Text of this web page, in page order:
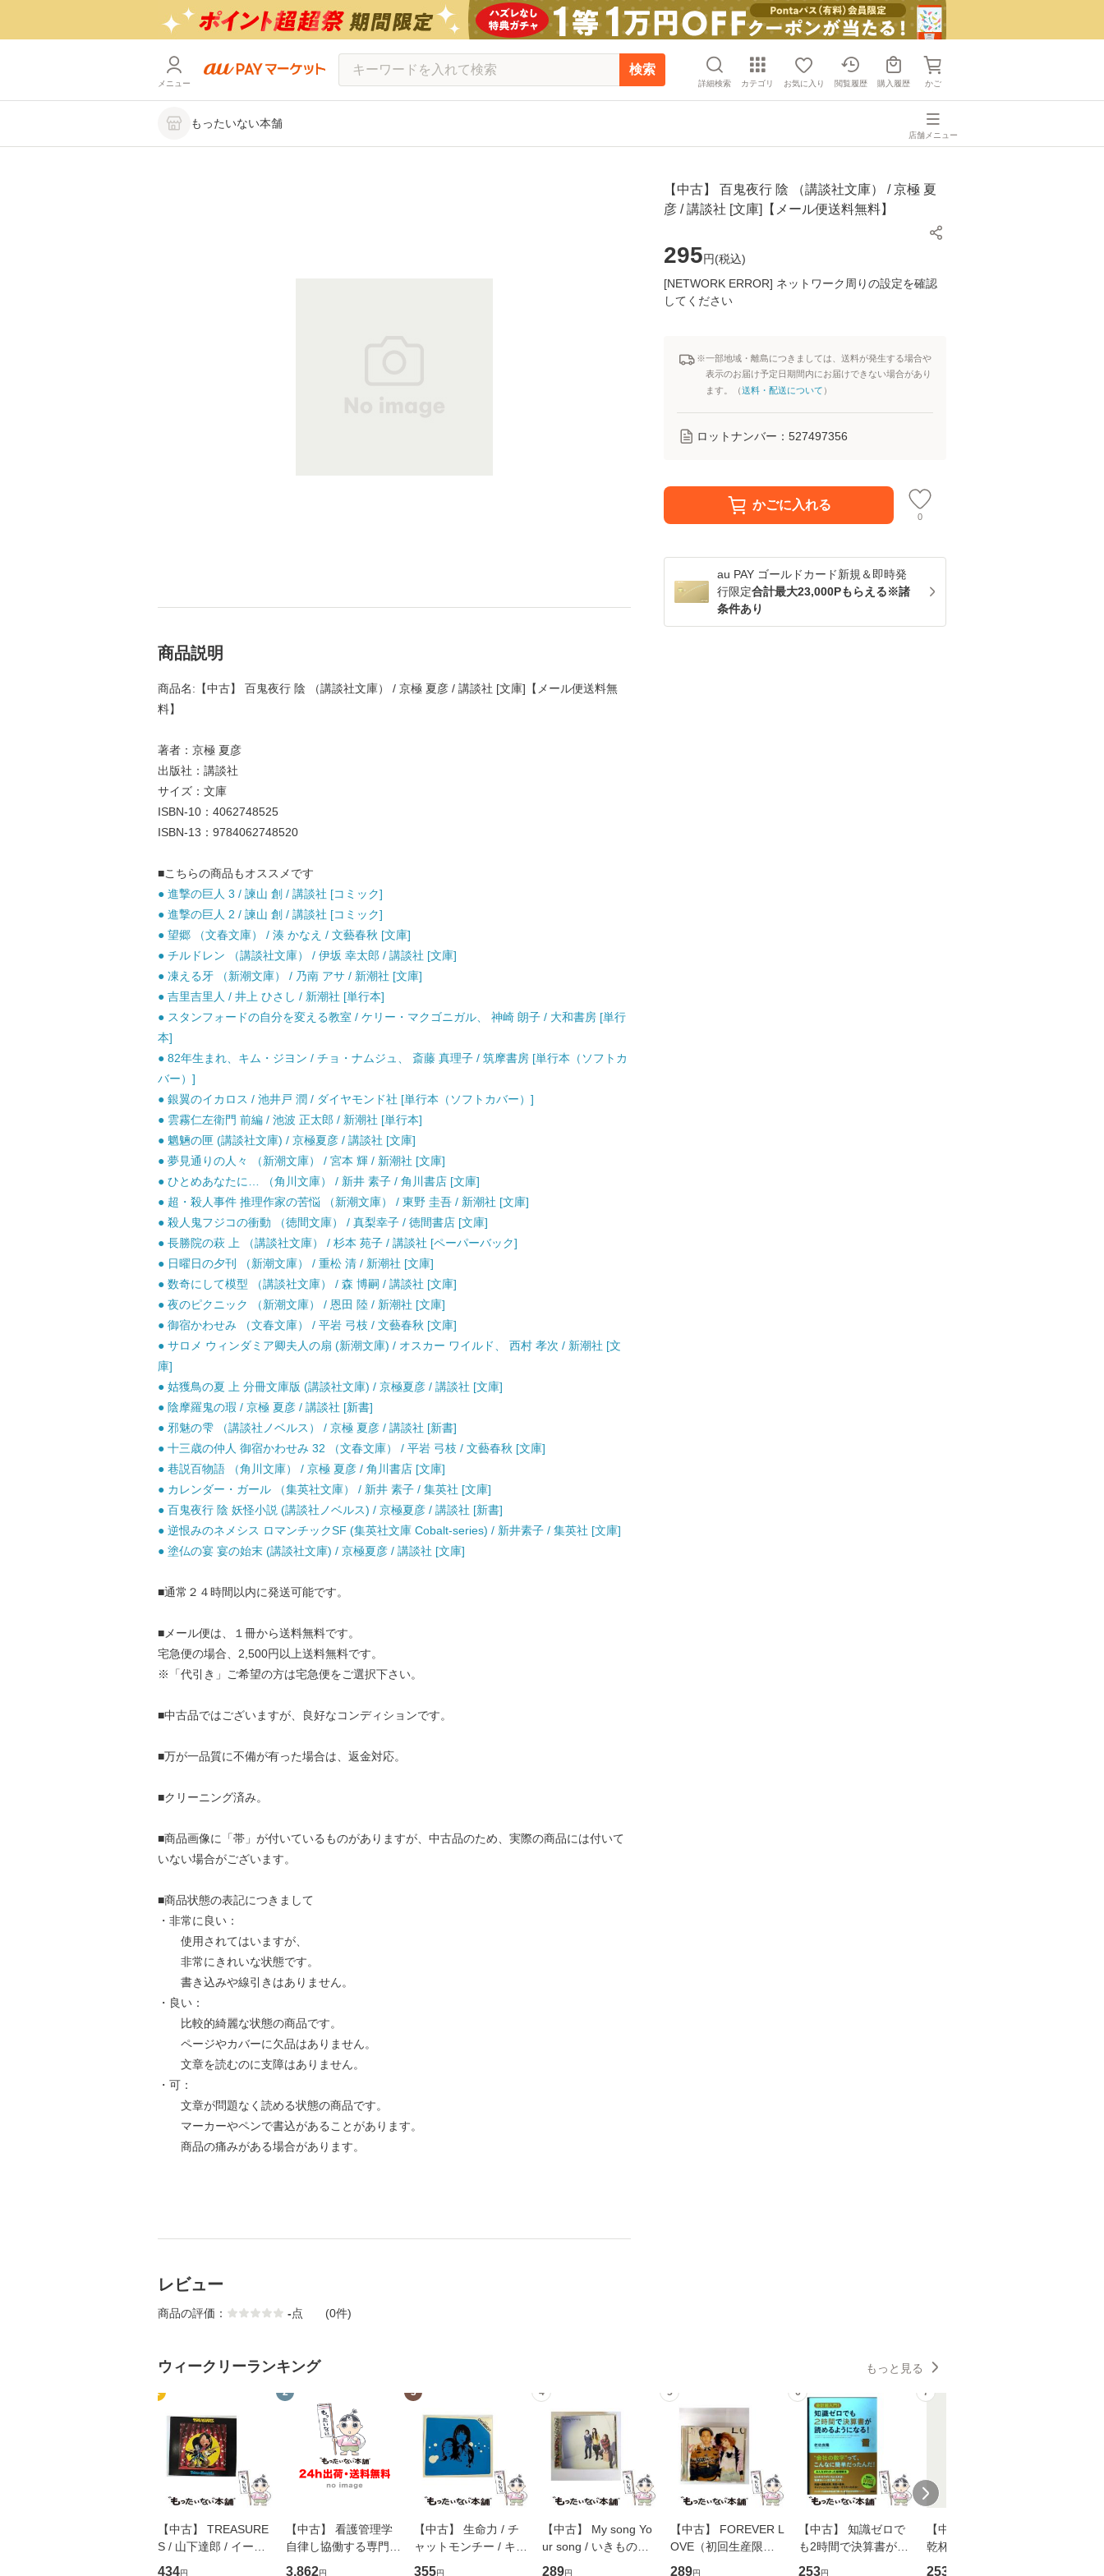
メニュー
検索
詳細検索 カテゴリ お気に入り 閲覧履歴 購入履歴 かご
もったいない本舗
店舗メニュー
【中古】 百鬼夜行 陰 （講談社文庫） / 京極 夏
彦 / 講談社 [文庫]【メール便送料無料】
295円(税込)
[NETWORK ERROR] ネットワーク周りの設定を確認
してください
※一部地域・離島につきましては、送料が発生する場合や
表示のお届け予定日期間内にお届けできない場合があり
ます。（送料・配送について ）
ロットナンバー： 527497356
かごに入れる
0
au PAY ゴールドカード新規＆即時発
行限定合計最大23,000Pもらえる※諸
条件あり
商品説明
商品名:【中古】 百鬼夜行 陰 （講談社文庫） / 京極 夏彦 / 講談社 [文庫]【メール便送料無
料】
著者：京極 夏彦
出版社：講談社
サイズ：文庫
ISBN-10：4062748525
ISBN-13：9784062748520
■こちらの商品もオススメです
● 進撃の巨人 3 / 諫山 創 / 講談社 [コミック]
● 進撃の巨人 2 / 諫山 創 / 講談社 [コミック]
● 望郷 （文春文庫） / 湊 かなえ / 文藝春秋 [文庫]
● チルドレン （講談社文庫） / 伊坂 幸太郎 / 講談社 [文庫]
● 凍える牙 （新潮文庫） / 乃南 アサ / 新潮社 [文庫]
● 吉里吉里人 / 井上 ひさし / 新潮社 [単行本]
● スタンフォードの自分を変える教室 / ケリー・マクゴニガル、 神崎 朗子 / 大和書房 [単行
本]
● 82年生まれ、キム・ジヨン / チョ・ナムジュ、 斎藤 真理子 / 筑摩書房 [単行本（ソフトカ
バー）]
● 銀翼のイカロス / 池井戸 潤 / ダイヤモンド社 [単行本（ソフトカバー）]
● 雲霧仁左衛門 前編 / 池波 正太郎 / 新潮社 [単行本]
● 魍魎の匣 (講談社文庫) / 京極夏彦 / 講談社 [文庫]
● 夢見通りの人々 （新潮文庫） / 宮本 輝 / 新潮社 [文庫]
● ひとめあなたに… （角川文庫） / 新井 素子 / 角川書店 [文庫]
● 超・殺人事件 推理作家の苦悩 （新潮文庫） / 東野 圭吾 / 新潮社 [文庫]
● 殺人鬼フジコの衝動 （徳間文庫） / 真梨幸子 / 徳間書店 [文庫]
● 長勝院の萩 上 （講談社文庫） / 杉本 苑子 / 講談社 [ペーパーバック]
● 日曜日の夕刊 （新潮文庫） / 重松 清 / 新潮社 [文庫]
● 数奇にして模型 （講談社文庫） / 森 博嗣 / 講談社 [文庫]
● 夜のピクニック （新潮文庫） / 恩田 陸 / 新潮社 [文庫]
● 御宿かわせみ （文春文庫） / 平岩 弓枝 / 文藝春秋 [文庫]
● サロメ ウィンダミア卿夫人の扇 (新潮文庫) / オスカー ワイルド、 西村 孝次 / 新潮社 [文
庫]
● 姑獲鳥の夏 上 分冊文庫版 (講談社文庫) / 京極夏彦 / 講談社 [文庫]
● 陰摩羅鬼の瑕 / 京極 夏彦 / 講談社 [新書]
● 邪魅の雫 （講談社ノベルス） / 京極 夏彦 / 講談社 [新書]
● 十三歳の仲人 御宿かわせみ 32 （文春文庫） / 平岩 弓枝 / 文藝春秋 [文庫]
● 巷説百物語 （角川文庫） / 京極 夏彦 / 角川書店 [文庫]
● カレンダー・ガール （集英社文庫） / 新井 素子 / 集英社 [文庫]
● 百鬼夜行 陰 妖怪小説 (講談社ノベルス) / 京極夏彦 / 講談社 [新書]
● 逆恨みのネメシス ロマンチックSF (集英社文庫 Cobalt-series) / 新井素子 / 集英社 [文庫]
● 塗仏の宴 宴の始末 (講談社文庫) / 京極夏彦 / 講談社 [文庫]
■通常２４時間以内に発送可能です。
■メール便は、１冊から送料無料です。
宅急便の場合、2,500円以上送料無料です。
※「代引き」ご希望の方は宅急便をご選択下さい。
■中古品ではございますが、良好なコンディションです。
■万が一品質に不備が有った場合は、返金対応。
■クリーニング済み。
■商品画像に「帯」が付いているものがありますが、中古品のため、実際の商品には付いて
いない場合がございます。
■商品状態の表記につきまして
・非常に良い：
使用されてはいますが、
非常にきれいな状態です。
書き込みや線引きはありません。
・良い：
比較的綺麗な状態の商品です。
ページやカバーに欠品はありません。
文章を読むのに支障はありません。
・可：
文章が問題なく読める状態の商品です。
マーカーやペンで書込があることがあります。
商品の痛みがある場合があります。
レビュー
商品の評価： -点 (0件)
ウィークリーランキング もっと見る
1
【中古】 TREASURE
S / 山下達郎 / イース
トウエスト・ジャパン
434円
2
【中古】 看護管理学
自律し協働する専門職
の看護マネジメントス
3,862円
3
【中古】 生命力 / チ
ャットモンチー / キュ
ーンレコード [CD]
355円
4
【中古】 My song Yo
ur song / いきものが
かり / [CD]【メール便
289円
5
【中古】 FOREVER L
OVE（初回生産限定
盤） / 清水翔太×加藤
289円
6
【中古】 知識ゼロで
も2時間で決算書が読
めるようになる！ 会
253円
7
【中古】 ウインクで
乾杯 (ノン・ポシェッ
ト) / 東野圭吾 / 祥伝
253